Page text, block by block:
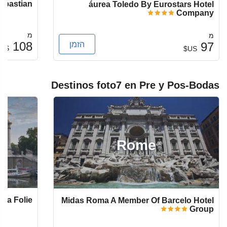
áurea Toledo By Eurostars Hotel
Company
מ
97
US$ הזמן
מ
108
Destinos foto7 en Pre y Pos-Bodas
Rome
Midas Roma A Member Of Barcelo Hotel
Group
La Folie